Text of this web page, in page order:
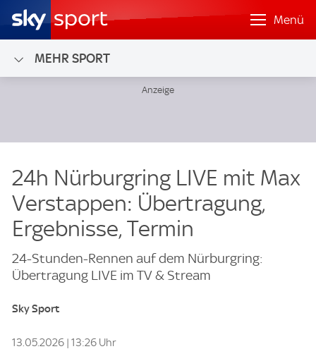
Menü
MEHR SPORT
24h Nürburgring LIVE mit Max
Verstappen: Übertragung,
Ergebnisse, Termin
24-Stunden-Rennen auf dem Nürburgring:
Übertragung LIVE im TV & Stream
Sky Sport
13.05.2026 | 13:26 Uhr